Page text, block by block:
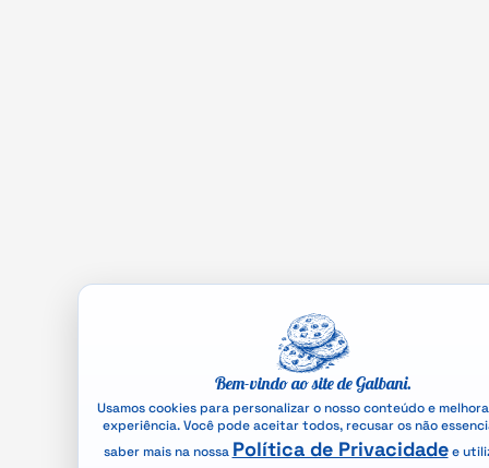
Bem-vindo ao site de Galbani.
Usamos cookies para personalizar o nosso conteúdo e
experiência. Você pode aceitar todos, recusar os não
saber mais na nossa Política de Privacidadee